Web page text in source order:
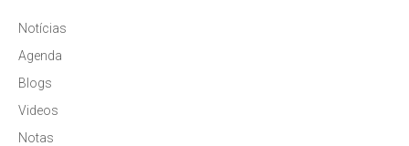
Notícias
Agenda
Blogs
Videos
Notas